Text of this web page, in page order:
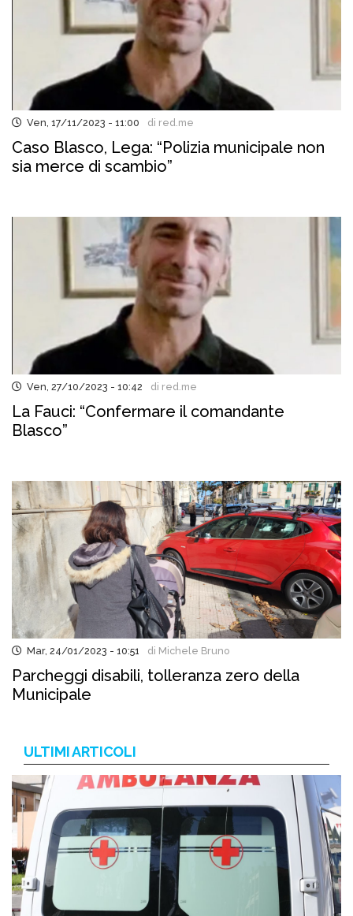
Ven, 17/11/2023 - 11:00 di red.me
Caso Blasco, Lega: “Polizia municipale non
sia merce di scambio”
Ven, 27/10/2023 - 10:42 di red.me
La Fauci: “Confermare il comandante
Blasco”
Mar, 24/01/2023 - 10:51 di Michele Bruno
Parcheggi disabili, tolleranza zero della
Municipale
ULTIMI ARTICOLI